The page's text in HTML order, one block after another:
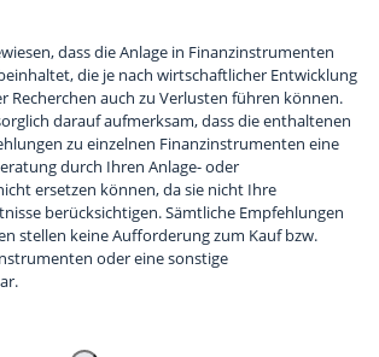
dass die Anlage in Finanzinstrumenten
die je nach wirtschaftlicher Entwicklung
Recherchen auch zu Verlusten führen können.
darauf aufmerksam, dass die enthaltenen
zu einzelnen Finanzinstrumenten eine
durch Ihren Anlage- oder
ersetzen können, da sie nicht Ihre
berücksichtigen. Sämtliche Empfehlungen
stellen keine Aufforderung zum Kauf bzw.
oder eine sonstige